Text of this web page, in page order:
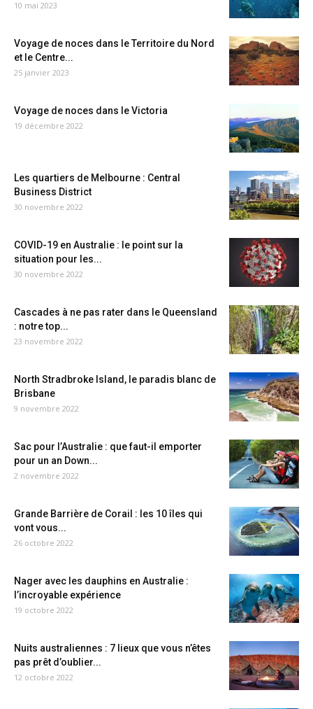
10 mai 2023
Voyage de noces dans le Territoire du Nord
et le Centre...
25 janvier 2023
Voyage de noces dans le Victoria
19 décembre 2022
Les quartiers de Melbourne : Central
Business District
30 novembre 2022
COVID-19 en Australie : le point sur la
situation pour les...
30 novembre 2022
Cascades à ne pas rater dans le Queensland
: notre top...
23 novembre 2022
North Stradbroke Island, le paradis blanc de
Brisbane
9 novembre 2022
Sac pour l’Australie : que faut-il emporter
pour un an Down...
2 novembre 2022
Grande Barrière de Corail : les 10 îles qui
vont vous...
26 octobre 2022
Nager avec les dauphins en Australie :
l’incroyable expérience
19 octobre 2022
Nuits australiennes : 7 lieux que vous n’êtes
pas prêt d’oublier...
12 octobre 2022